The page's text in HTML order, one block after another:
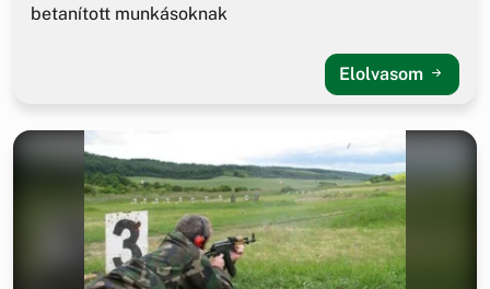
betanított munkásoknak
Elolvasom